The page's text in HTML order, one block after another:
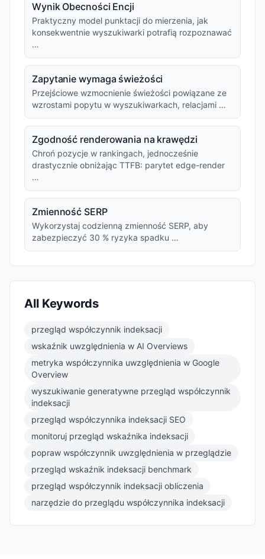
Wynik Obecności Encji
Praktyczny model punktacji do mierzenia, jak
konsekwentnie wyszukiwarki potrafią rozpoznawać
…
Zapytanie wymaga świeżości
Przejściowe wzmocnienie świeżości powiązane ze
wzrostami popytu w wyszukiwarkach, relacjami …
Zgodność renderowania na krawędzi
Chroń pozycje w rankingach, jednocześnie
drastycznie obniżając TTFB: parytet edge-render
…
Zmienność SERP
Wykorzystaj codzienną zmienność SERP, aby
zabezpieczyć 30 % ryzyka spadku …
All Keywords
przegląd współczynnik indeksacji
wskaźnik uwzględnienia w AI Overviews
metryka współczynnika uwzględnienia w Google
Overview
wyszukiwanie generatywne przegląd współczynnik
indeksacji
przegląd współczynnika indeksacji SEO
monitoruj przegląd wskaźnika indeksacji
popraw współczynnik uwzględnienia w przeglądzie
przegląd wskaźnik indeksacji benchmark
przegląd współczynnik indeksacji obliczenia
narzędzie do przeglądu współczynnika indeksacji